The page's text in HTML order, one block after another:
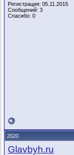
Регистрация: 05.11.2015
Сообщений: 3
Спасибо: 0
2020
Glavbyh.ru